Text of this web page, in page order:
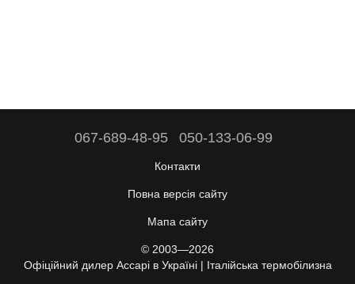
067-689-48-95 050-133-06-99
Контакти
Повна версія сайту
Мапа сайту
© 2003—2026
Офіційний дилер Accapi в Україні | Італійська термобілизна